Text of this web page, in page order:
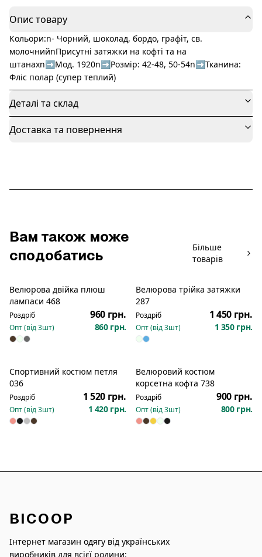
Опис товару
Кольори:n- Чорний, шоколад, бордо, графіт, св.
молочнийnПрисутні затяжки на кофті та на
штанахn➡️Мод. 1920n➡️Розмір: 42-48, 50-54n➡️Тканина:
Фліс полар (супер теплий)
Деталі та склад
Доставка та повернення
Вам також може
сподобатись
Більше
товарів
Новинка
Велюрова двійка плюш
лампаси 468
Роздріб 960 грн.
Опт (від3шт) 860 грн.
Новинка
Велюрова трійка затяжки
287
Роздріб 1 450 грн.
Опт (від3шт) 1 350 грн.
Новинка
Спортивний костюм петля
036
Роздріб 1 520 грн.
Опт (від3шт) 1 420 грн.
Новинка
Велюровий костюм
корсетна кофта 738
Роздріб 900 грн.
Опт (від3шт) 800 грн.
BICOOP
Інтернет магазин одягу від українських
виробників для всієї родини: